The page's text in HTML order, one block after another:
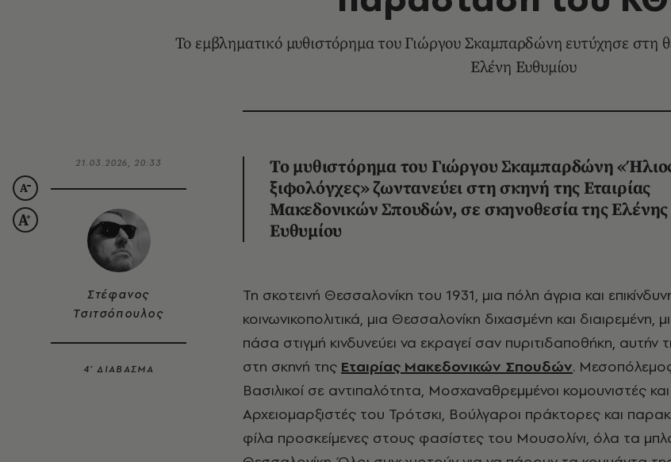
Το εμβληματικό μυθιστόρημα του Γιώργου Σκαμπαρδώνη ευτύχησε στη
Ελένη Ευθυμίου
21.03.2026, 20:33
Στέφανος
Τσιτσόπουλος
4’ ΔΙΑΒΑΣΜΑ
Το μυθιστόρημα του Γιώργου Σκαμπαρδώνη
ξιφολόγχες» ζωντανεύει στη σκηνή της Εταιρίας
Μακεδονικών Σπουδών, σε σκηνοθεσία της Ελένης
Ευθυμίου
Τη σκοτεινή Θεσσαλονίκη του 1931, μια πόλη άγρια και επικίνδυνη
κοινωνικοπολιτικά, μια Θεσσαλονίκη διχασμένη και διαιρεμένη,
πάσα στιγμή κινδυνεύει να εκραγεί σαν πυριτιδαποθήκη, αυτήν
στη σκηνή της Εταιρίας Μακεδονικών Σπουδών. Μεσοπόλεμος:
Βασιλικοί σε αντιπαλότητα, Μοσχαναθρεμμένοι κομουνιστές και
Αρχειομαρξιστές του Τρότσκι, Βούλγαροι πράκτορες και
φίλα προσκείμενες στους φασίστες του Μουσολίνι, όλα τα